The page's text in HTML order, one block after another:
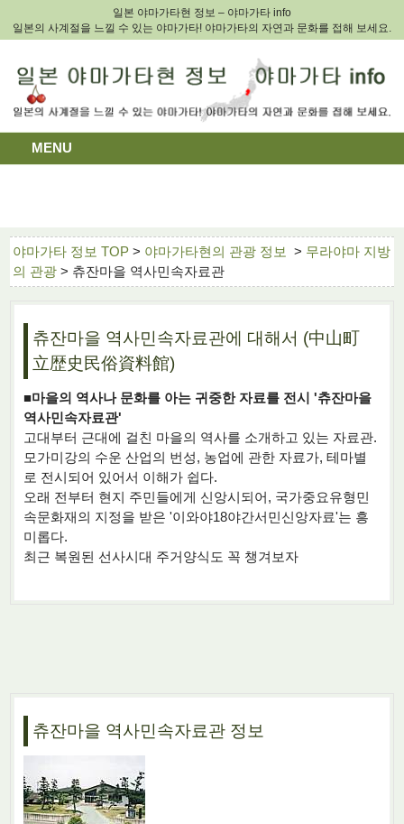
일본 야마가타현 정보 – 야마가타 info
일본의 사계절을 느낄 수 있는 야마가타! 야마가타의 자연과 문화를 접해 보세요.
MENU
야마가타 정보 TOP > 야마가타현의 관광 정보 > 무라야마 지방
의 관광 > 츄잔마을 역사민속자료관
츄잔마을 역사민속자료관에 대해서 (中山町
立歴史民俗資料館)
■마을의 역사나 문화를 아는 귀중한 자료를 전시 '츄잔마을
역사민속자료관'
고대부터 근대에 걸친 마을의 역사를 소개하고 있는 자료관.
모가미강의 수운 산업의 번성, 농업에 관한 자료가, 테마별
로 전시되어 있어서 이해가 쉽다.
오래 전부터 현지 주민들에게 신앙시되어, 국가중요유형민
속문화재의 지정을 받은 '이와야18야간서민신앙자료'는 흥
미롭다.
최근 복원된 선사시대 주거양식도 꼭 챙겨보자
츄잔마을 역사민속자료관 정보